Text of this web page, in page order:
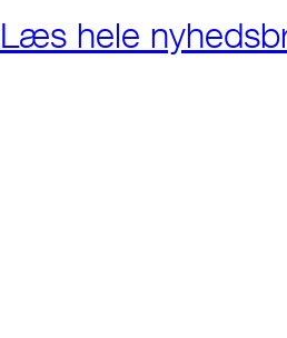
Læs hele